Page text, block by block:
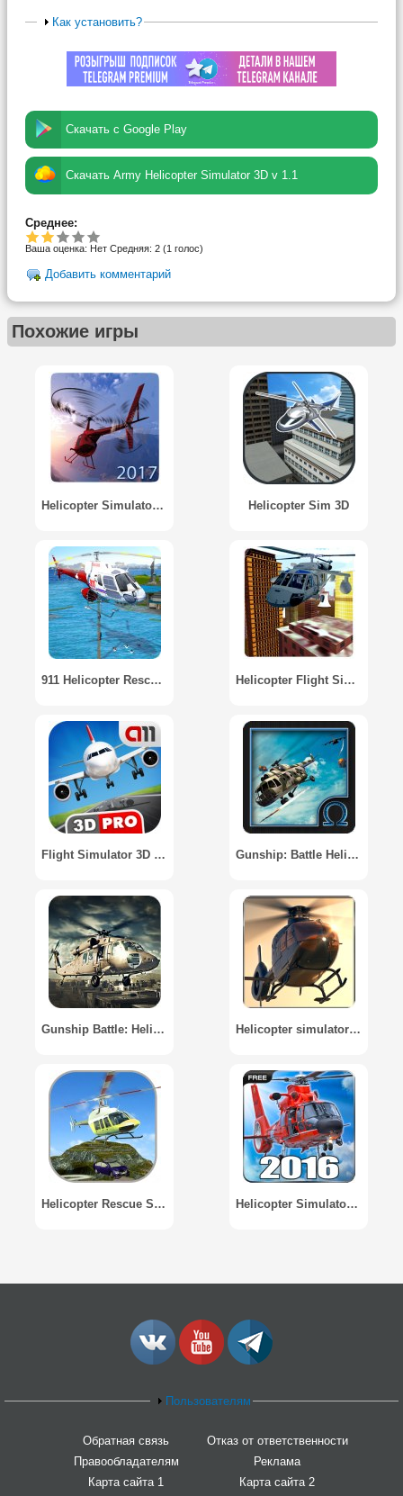
Как установить?
Скачать с Google Play
Скачать Army Helicopter Simulator 3D v 1.1
Среднее:
Ваша оценка: Нет Средняя: 2 (1 голос)
Добавить комментарий
Похожие игры
Helicopter Simulator 2017 Helicopter Sim 3D
911 Helicopter Rescue Mission Helicopter Flight Simulator 3D
Flight Simulator 3D PRO / Симулятор Полёта 3D PRO Gunship: Battle Helicopter
Gunship Battle: Helicopter Sim Helicopter simulator target
Helicopter Rescue Simulator 3D Helicopter Simulator 2016 Free
Пользователям
Обратная связь
Отказ от ответственности
Правообладателям
Реклама
Карта сайта 1
Карта сайта 2